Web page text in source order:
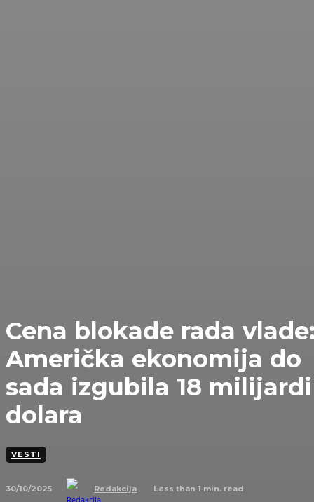
Cena blokade rada
Američka ekonomija do
sada izgubila 18 milijardi
dolara
VESTI
30/10/2025 Redakcija Less than 1 min. read